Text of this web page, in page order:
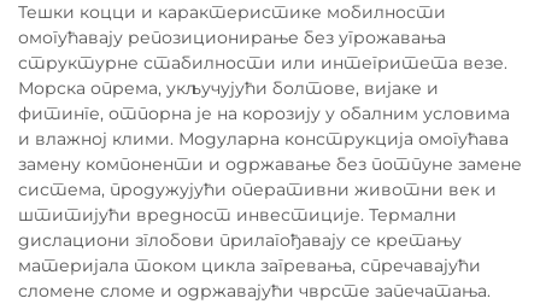
Тешки коцци и карактеристике мобилности
омогућавају репозиционирање без угрожавања
структурне стабилности или интегритета везе.
Морска опрема, укључујући болтове, вијаке и
фитинге, отпорна је на корозију у обалним условима
и влажној клими. Модуларна конструкција омогућава
замену компоненти и одржавање без потпуне замене
система, продужујући оперативни животни век и
штитијући вредност инвестиције. Термални
дислациони зглобови прилагођавају се кретању
материјала током цикла загревања, спречавајући
сломене сломе и одржавајући чврсте запечатања.